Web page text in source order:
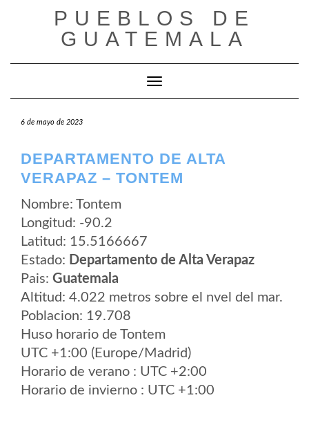
PUEBLOS DE
GUATEMALA
Cambiar modo de navegación
6 de mayo de 2023
DEPARTAMENTO DE ALTA
VERAPAZ – TONTEM
Nombre: Tontem
Longitud: -90.2
Latitud: 15.5166667
Estado: Departamento de Alta Verapaz
Pais: Guatemala
Altitud: 4.022 metros sobre el nvel del mar.
Poblacion: 19.708
Huso horario de Tontem
UTC +1:00 (Europe/Madrid)
Horario de verano : UTC +2:00
Horario de invierno : UTC +1:00